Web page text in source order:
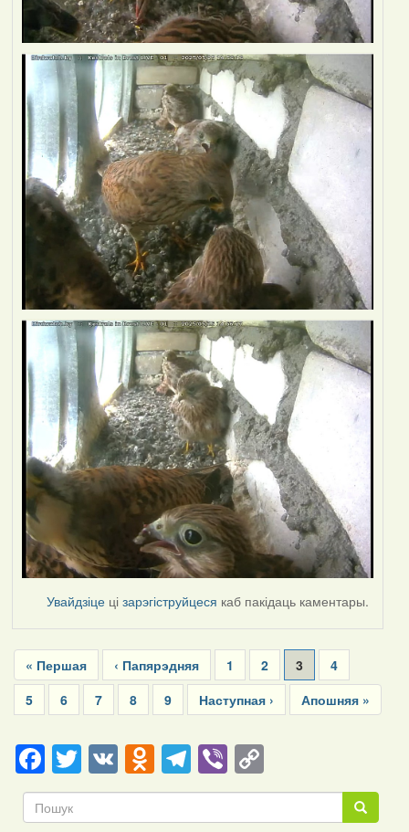
Увайдзіце цізарэгіструйцеся каб пакідаць каментары.
Pagination
First
page
« Першая
Previous
page
‹ Папярэдняя Page
1 Page
2
Current
page
3 Page
4
Page
5 Page
6 Page
7 Page
8 Page
9
Next
page
Наступная ›
Last
page
Апошняя »
Facebook
Twitter
VKOdnoklassniki
Telegram
ViberCopy
Link Пошук
Пошук